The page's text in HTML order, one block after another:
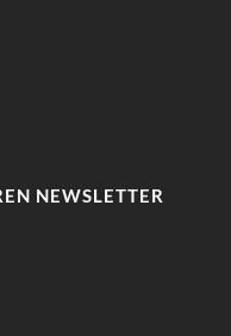
NEWSLETTER